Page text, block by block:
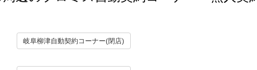
岐阜柳津自動契約コーナー(閉店)